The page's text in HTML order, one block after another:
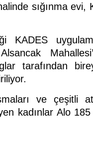
sığınma
KADES
tarafından
ve çeşitli
kadınlar Alo